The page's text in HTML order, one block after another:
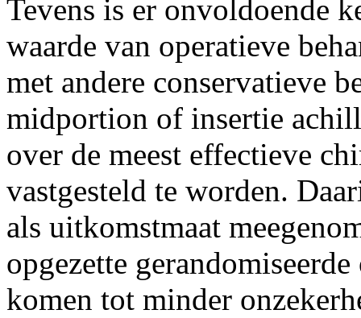
Tevens is er onvoldoende
waarde van operatieve
met andere conservatieve
midportion of insertie
over de meest effectieve
vastgesteld te worden.
als uitkomstmaat
opgezette
komen tot minder